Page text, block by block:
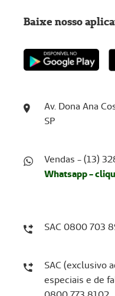
Av. Dona Ana
SP
Vendas - (13)
Whatsapp -
SAC 0800 703
SAC (exclusivo
especiais e de
Baixe nosso